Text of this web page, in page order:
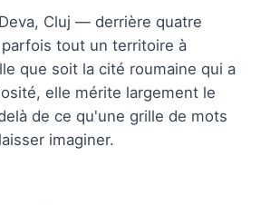
Cluj — derrière quatre
tout un territoire à
que soit la cité roumaine qui a
elle mérite largement le
de ce qu'une grille de mots
imaginer.